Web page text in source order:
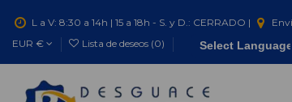
L a V: 8:30 a 14h | 15 a 18h - S. y D.: CERRADO |
EUR €
Lista de deseos (0) Select Language